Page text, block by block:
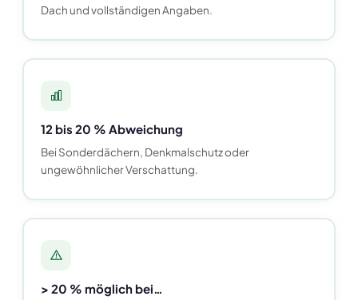
Dach und vollständigen Angaben.
12 bis 20 % Abweichung
Bei Sonderdächern, Denkmalschutz oder
ungewöhnlicher Verschattung.
> 20 % möglich bei…